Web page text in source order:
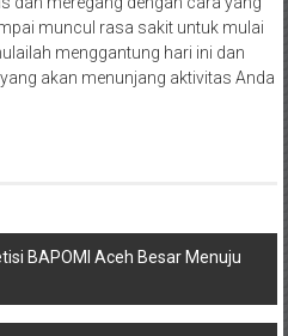
muncul rasa sakit untuk mulai
menggantung hari ini dan
akan menunjang aktivitas Anda
BAPOMI Aceh Besar Menuju